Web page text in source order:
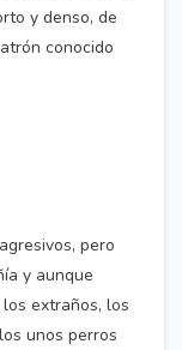
y denso, de
conocido
pero
y aunque
extraños, los
unos perros